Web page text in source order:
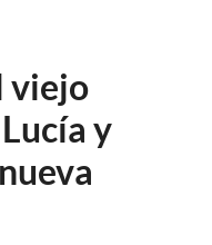
viejo
y